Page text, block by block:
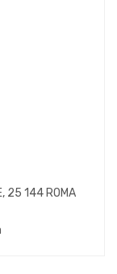
25 144 ROMA